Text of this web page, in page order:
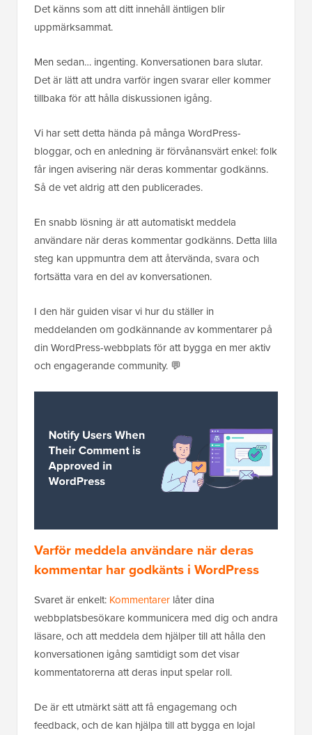
Det känns som att ditt innehåll äntligen blir
uppmärksammat.
Men sedan… ingenting. Konversationen bara slutar.
Det är lätt att undra varför ingen svarar eller kommer
tillbaka för att hålla diskussionen igång.
Vi har sett detta hända på många WordPress-
bloggar, och en anledning är förvånansvärt enkel: folk
får ingen avisering när deras kommentar godkänns.
Så de vet aldrig att den publicerades.
En snabb lösning är att automatiskt meddela
användare när deras kommentar godkänns. Detta lilla
steg kan uppmuntra dem att återvända, svara och
fortsätta vara en del av konversationen.
I den här guiden visar vi hur du ställer in
meddelanden om godkännande av kommentarer på
din WordPress-webbplats för att bygga en mer aktiv
och engagerande community. 💬
Varför meddela användare när deras
kommentar har godkänts i WordPress
Svaret är enkelt: Kommentarer låter dina
webbplatsbesökare kommunicera med dig och andra
läsare, och att meddela dem hjälper till att hålla den
konversationen igång samtidigt som det visar
kommentatorerna att deras input spelar roll.
De är ett utmärkt sätt att få engagemang och
feedback, och de kan hjälpa till att bygga en lojal